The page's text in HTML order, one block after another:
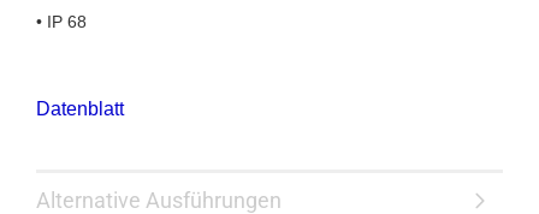
• IP 68
Datenblatt
Alternative Ausführungen